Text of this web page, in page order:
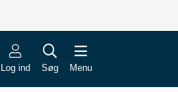
Log ind Søg Menu